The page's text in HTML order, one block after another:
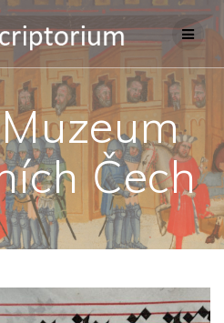
Skip
to
content
Muzeum
Čech